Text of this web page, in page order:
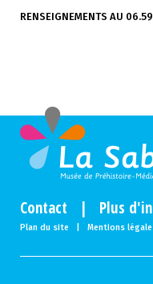
RENSEIGNEMENTS AU
Contact | Plus
Plan du site Mentions